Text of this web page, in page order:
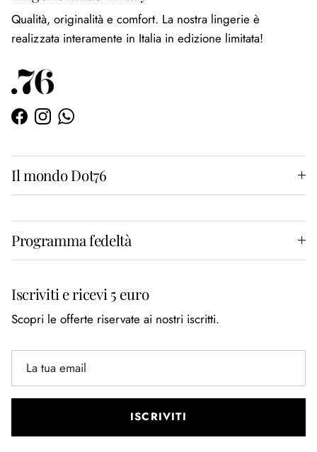
Qualità, originalità e comfort. La nostra lingerie è
realizzata interamente in Italia in edizione limitata!
Facebook
InstagramWhatsApp
Il mondo Dot76
Programma fedeltà
Iscriviti e ricevi 5 euro
Scopri le offerte riservate ai nostri iscritti.
ISCRIVITI